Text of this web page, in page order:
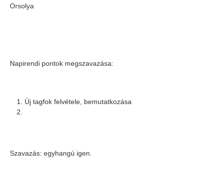
Orsolya
Napirendi pontok megszavazása:
Új tagfok felvétele, bemutatkozása
Szavazás: egyhangú igen.